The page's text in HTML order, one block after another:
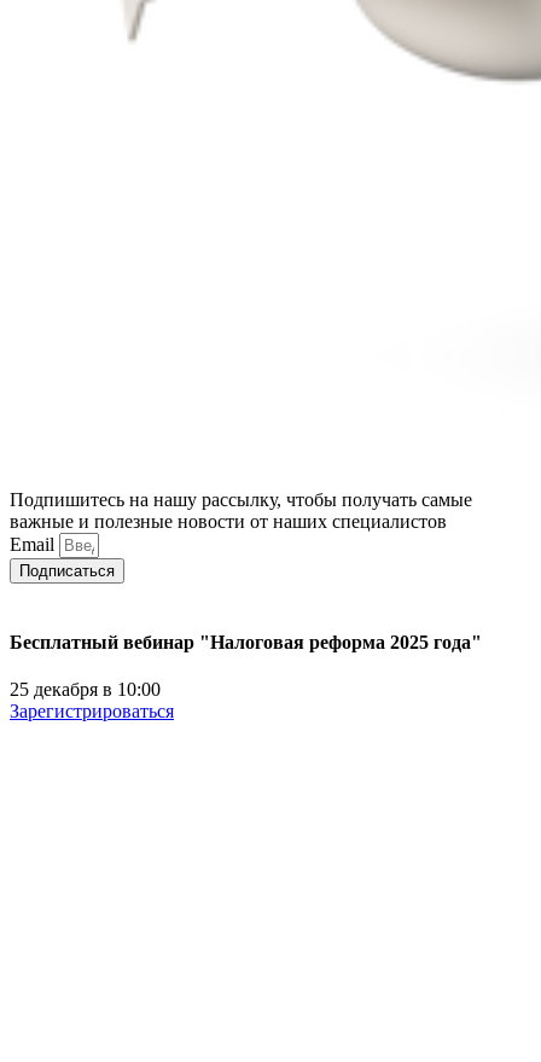
Подпишитесь на нашу рассылку, чтобы получать самые
важные и полезные новости от наших специалистов
Email
Подписаться
Бесплатный вебинар "Налоговая реформа 2025 года"
25 декабря в 10:00
Зарегистрироваться